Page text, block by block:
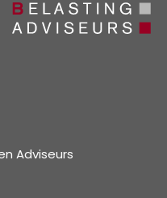
Adviseurs